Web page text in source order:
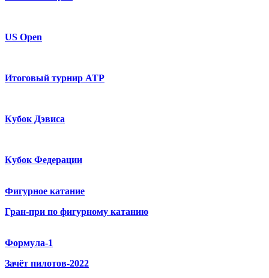
US Open
Итоговый турнир ATP
Кубок Дэвиса
Кубок Федерации
Фигурное катание
Гран-при по фигурному катанию
Формула-1
Зачёт пилотов-2022